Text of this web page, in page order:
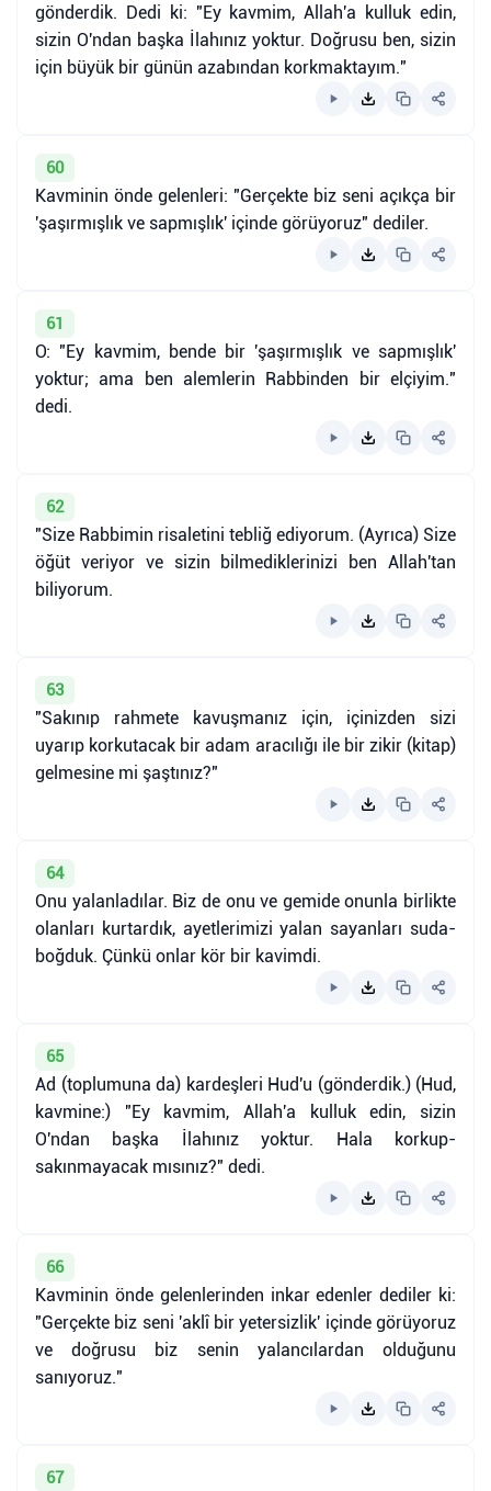
gönderdik. Dedi ki: "Ey kavmim, Allah'a kulluk edin,
sizin O'ndan başka İlahınız yoktur. Doğrusu ben, sizin
için büyük bir günün azabından korkmaktayım."
60
Kavminin önde gelenleri: "Gerçekte biz seni açıkça bir
'şaşırmışlık ve sapmışlık' içinde görüyoruz" dediler.
61
O: "Ey kavmim, bende bir 'şaşırmışlık ve sapmışlık'
yoktur; ama ben alemlerin Rabbinden bir elçiyim."
dedi.
62
"Size Rabbimin risaletini tebliğ ediyorum. (Ayrıca) Size
öğüt veriyor ve sizin bilmediklerinizi ben Allah'tan
biliyorum.
63
"Sakınıp rahmete kavuşmanız için, içinizden sizi
uyarıp korkutacak bir adam aracılığı ile bir zikir (kitap)
gelmesine mi şaştınız?"
64
Onu yalanladılar. Biz de onu ve gemide onunla birlikte
olanları kurtardık, ayetlerimizi yalan sayanları suda-
boğduk. Çünkü onlar kör bir kavimdi.
65
Ad (toplumuna da) kardeşleri Hud'u (gönderdik.) (Hud,
kavmine:) "Ey kavmim, Allah'a kulluk edin, sizin
O'ndan başka İlahınız yoktur. Hala korkup-
sakınmayacak mısınız?" dedi.
66
Kavminin önde gelenlerinden inkar edenler dediler ki:
"Gerçekte biz seni 'aklî bir yetersizlik' içinde görüyoruz
ve doğrusu biz senin yalancılardan olduğunu
sanıyoruz."
67